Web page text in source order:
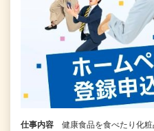
仕事内容
健康食品を食べたり化